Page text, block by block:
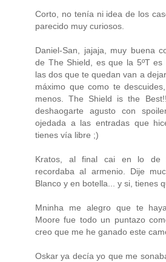
Corto, no tenía ni idea de los
parecido muy curiosos.
Daniel-San, jajaja, muy buena
de The Shield, es que la 5ºT es
las dos que te quedan van a
máximo que como te
menos. The Shield is the
deshaogarte agusto con
ojedada a las entradas que
tienes vía libre ;)
Kratos, al final cai en lo de
recordaba al armenio. Dije
Blanco y en botella... y si, tienes
Mninha me alegro que te
Moore fue todo un puntazo
creo que me he ganado este
Oskar ya decía yo que me